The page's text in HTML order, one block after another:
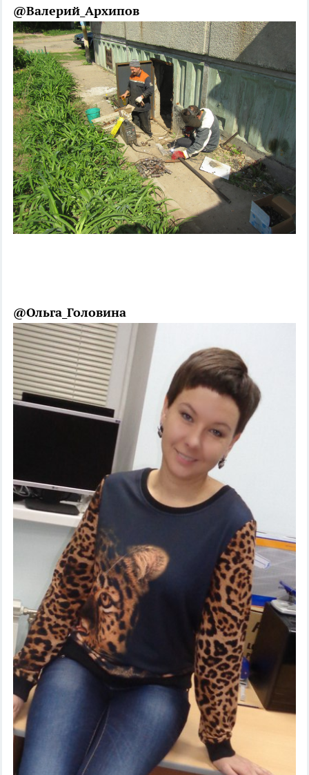
@Валерий_Архипов
@Ольга_Головина